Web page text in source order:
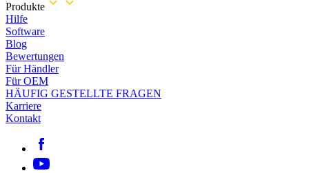
Produkte
Hilfe
Software
Blog
Bewertungen
Für Händler
Für OEM
HÄUFIG GESTELLTE FRAGEN
Karriere
Kontakt